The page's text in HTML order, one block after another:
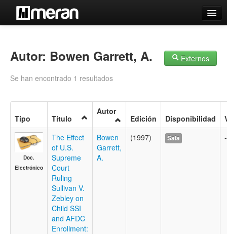
Búsqueda Avanzada
Contacto
Iniciar sesión
Externos
Autor: Bowen Garrett, A.
Se han encontrado 1 resultados
Tipo Título
Autor
Edición Disponibilidad
Doc.
Electrónico
The Effect
of U.S.
Supreme
Court
Ruling
Sullivan V.
Zebley on
Child SSI
and AFDC
Enrollment:
Bowen
Garrett,
A.
(1997) Sala